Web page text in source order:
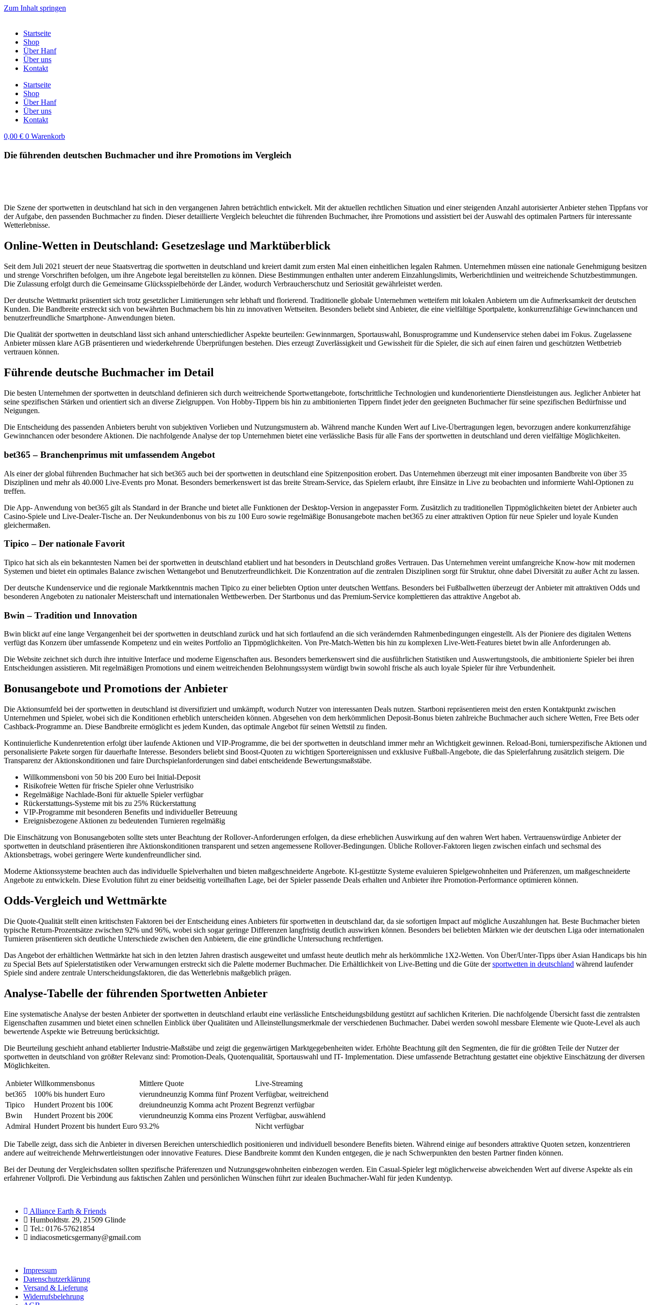
Zum Inhalt springen
Startseite
Shop
Über Hanf
Über uns
Kontakt
Startseite
Shop
Über Hanf
Über uns
Kontakt
0,00 € 0 Warenkorb
Die führenden deutschen Buchmacher und ihre Promotions im Vergleich
Die Szene der sportwetten in deutschland hat sich in den vergangenen Jahren beträchtlich entwickelt. Mit der aktuellen rechtlichen Situation und einer steigenden Anzahl autorisierter Anbieter stehen Tippfans vor
der Aufgabe, den passenden Buchmacher zu finden. Dieser detaillierte Vergleich beleuchtet die führenden Buchmacher, ihre Promotions und assistiert bei der Auswahl des optimalen Partners für interessante
Wetterlebnisse.
Online-Wetten in Deutschland: Gesetzeslage und Marktüberblick
Seit dem Juli 2021 steuert der neue Staatsvertrag die sportwetten in deutschland und kreiert damit zum ersten Mal einen einheitlichen legalen Rahmen. Unternehmen müssen eine nationale Genehmigung besitzen
und strenge Vorschriften befolgen, um ihre Angebote legal bereitstellen zu können. Diese Bestimmungen enthalten unter anderem Einzahlungslimits, Werberichtlinien und weitreichende Schutzbestimmungen.
Die Zulassung erfolgt durch die Gemeinsame Glücksspielbehörde der Länder, wodurch Verbraucherschutz und Seriosität gewährleistet werden.
Der deutsche Wettmarkt präsentiert sich trotz gesetzlicher Limitierungen sehr lebhaft und florierend. Traditionelle globale Unternehmen wetteifern mit lokalen Anbietern um die Aufmerksamkeit der deutschen
Kunden. Die Bandbreite erstreckt sich von bewährten Buchmachern bis hin zu innovativen Wettseiten. Besonders beliebt sind Anbieter, die eine vielfältige Sportpalette, konkurrenzfähige Gewinnchancen und
benutzerfreundliche Smartphone- Anwendungen bieten.
Die Qualität der sportwetten in deutschland lässt sich anhand unterschiedlicher Aspekte beurteilen: Gewinnmargen, Sportauswahl, Bonusprogramme und Kundenservice stehen dabei im Fokus. Zugelassene
Anbieter müssen klare AGB präsentieren und wiederkehrende Überprüfungen bestehen. Dies erzeugt Zuverlässigkeit und Gewissheit für die Spieler, die sich auf einen fairen und geschützten Wettbetrieb
vertrauen können.
Führende deutsche Buchmacher im Detail
Die besten Unternehmen der sportwetten in deutschland definieren sich durch weitreichende Sportwettangebote, fortschrittliche Technologien und kundenorientierte Dienstleistungen aus. Jeglicher Anbieter hat
seine spezifischen Stärken und orientiert sich an diverse Zielgruppen. Von Hobby-Tippern bis hin zu ambitionierten Tippern findet jeder den geeigneten Buchmacher für seine spezifischen Bedürfnisse und
Neigungen.
Die Entscheidung des passenden Anbieters beruht von subjektiven Vorlieben und Nutzungsmustern ab. Während manche Kunden Wert auf Live-Übertragungen legen, bevorzugen andere konkurrenzfähige
Gewinnchancen oder besondere Aktionen. Die nachfolgende Analyse der top Unternehmen bietet eine verlässliche Basis für alle Fans der sportwetten in deutschland und deren vielfältige Möglichkeiten.
bet365 – Branchenprimus mit umfassendem Angebot
Als einer der global führenden Buchmacher hat sich bet365 auch bei der sportwetten in deutschland eine Spitzenposition erobert. Das Unternehmen überzeugt mit einer imposanten Bandbreite von über 35
Disziplinen und mehr als 40.000 Live-Events pro Monat. Besonders bemerkenswert ist das breite Stream-Service, das Spielern erlaubt, ihre Einsätze in Live zu beobachten und informierte Wahl-Optionen zu
treffen.
Die App- Anwendung von bet365 gilt als Standard in der Branche und bietet alle Funktionen der Desktop-Version in angepasster Form. Zusätzlich zu traditionellen Tippmöglichkeiten bietet der Anbieter auch
Casino-Spiele und Live-Dealer-Tische an. Der Neukundenbonus von bis zu 100 Euro sowie regelmäßige Bonusangebote machen bet365 zu einer attraktiven Option für neue Spieler und loyale Kunden
gleichermaßen.
Tipico – Der nationale Favorit
Tipico hat sich als ein bekanntesten Namen bei der sportwetten in deutschland etabliert und hat besonders in Deutschland großes Vertrauen. Das Unternehmen vereint umfangreiche Know-how mit modernen
Systemen und bietet ein optimales Balance zwischen Wettangebot und Benutzerfreundlichkeit. Die Konzentration auf die zentralen Disziplinen sorgt für Struktur, ohne dabei Diversität zu außer Acht zu lassen.
Der deutsche Kundenservice und die regionale Marktkenntnis machen Tipico zu einer beliebten Option unter deutschen Wettfans. Besonders bei Fußballwetten überzeugt der Anbieter mit attraktiven Odds und
besonderen Angeboten zu nationaler Meisterschaft und internationalen Wettbewerben. Der Startbonus und das Premium-Service komplettieren das attraktive Angebot ab.
Bwin – Tradition und Innovation
Bwin blickt auf eine lange Vergangenheit bei der sportwetten in deutschland zurück und hat sich fortlaufend an die sich verändernden Rahmenbedingungen eingestellt. Als der Pioniere des digitalen Wettens
verfügt das Konzern über umfassende Kompetenz und ein weites Portfolio an Tippmöglichkeiten. Von Pre-Match-Wetten bis hin zu komplexen Live-Wett-Features bietet bwin alle Anforderungen ab.
Die Website zeichnet sich durch ihre intuitive Interface und moderne Eigenschaften aus. Besonders bemerkenswert sind die ausführlichen Statistiken und Auswertungstools, die ambitionierte Spieler bei ihren
Entscheidungen assistieren. Mit regelmäßigen Promotions und einem weitreichenden Belohnungssystem würdigt bwin sowohl frische als auch loyale Spieler für ihre Verbundenheit.
Bonusangebote und Promotions der Anbieter
Die Aktionsumfeld bei der sportwetten in deutschland ist diversifiziert und umkämpft, wodurch Nutzer von interessanten Deals nutzen. Startboni repräsentieren meist den ersten Kontaktpunkt zwischen
Unternehmen und Spieler, wobei sich die Konditionen erheblich unterscheiden können. Abgesehen von dem herkömmlichen Deposit-Bonus bieten zahlreiche Buchmacher auch sichere Wetten, Free Bets oder
Cashback-Programme an. Diese Bandbreite ermöglicht es jedem Kunden, das optimale Angebot für seinen Wettstil zu finden.
Kontinuierliche Kundenretention erfolgt über laufende Aktionen und VIP-Programme, die bei der sportwetten in deutschland immer mehr an Wichtigkeit gewinnen. Reload-Boni, turnierspezifische Aktionen und
personalisierte Pakete sorgen für dauerhafte Interesse. Besonders beliebt sind Boost-Quoten zu wichtigen Sportereignissen und exklusive Fußball-Angebote, die das Spielerfahrung zusätzlich steigern. Die
Transparenz der Aktionskonditionen und faire Durchspielanforderungen sind dabei entscheidende Bewertungsmaßstäbe.
Willkommensboni von 50 bis 200 Euro bei Initial-Deposit
Risikofreie Wetten für frische Spieler ohne Verlustrisiko
Regelmäßige Nachlade-Boni für aktuelle Spieler verfügbar
Rückerstattungs-Systeme mit bis zu 25% Rückerstattung
VIP-Programme mit besonderen Benefits und individueller Betreuung
Ereignisbezogene Aktionen zu bedeutenden Turnieren regelmäßig
Die Einschätzung von Bonusangeboten sollte stets unter Beachtung der Rollover-Anforderungen erfolgen, da diese erheblichen Auswirkung auf den wahren Wert haben. Vertrauenswürdige Anbieter der
sportwetten in deutschland präsentieren ihre Aktionskonditionen transparent und setzen angemessene Rollover-Bedingungen. Übliche Rollover-Faktoren liegen zwischen einfach und sechsmal des
Aktionsbetrags, wobei geringere Werte kundenfreundlicher sind.
Moderne Aktionssysteme beachten auch das individuelle Spielverhalten und bieten maßgeschneiderte Angebote. KI-gestützte Systeme evaluieren Spielgewohnheiten und Präferenzen, um maßgeschneiderte
Angebote zu entwickeln. Diese Evolution führt zu einer beidseitig vorteilhaften Lage, bei der Spieler passende Deals erhalten und Anbieter ihre Promotion-Performance optimieren können.
Odds-Vergleich und Wettmärkte
Die Quote-Qualität stellt einen kritischsten Faktoren bei der Entscheidung eines Anbieters für sportwetten in deutschland dar, da sie sofortigen Impact auf mögliche Auszahlungen hat. Beste Buchmacher bieten
typische Return-Prozentsätze zwischen 92% und 96%, wobei sich sogar geringe Differenzen langfristig deutlich auswirken können. Besonders bei beliebten Märkten wie der deutschen Liga oder internationalen
Turnieren präsentieren sich deutliche Unterschiede zwischen den Anbietern, die eine gründliche Untersuchung rechtfertigen.
Das Angebot der erhältlichen Wettmärkte hat sich in den letzten Jahren drastisch ausgeweitet und umfasst heute deutlich mehr als herkömmliche 1X2-Wetten. Von Über/Unter-Tipps über Asian Handicaps bis hin
zu Special Bets auf Spielerstatistiken oder Verwarnungen erstreckt sich die Palette moderner Buchmacher. Die Erhältlichkeit von Live-Betting und die Güte dersportwetten in deutschland während laufender
Spiele sind andere zentrale Unterscheidungsfaktoren, die das Wetterlebnis maßgeblich prägen.
Analyse-Tabelle der führenden Sportwetten Anbieter
Eine systematische Analyse der besten Anbieter der sportwetten in deutschland erlaubt eine verlässliche Entscheidungsbildung gestützt auf sachlichen Kriterien. Die nachfolgende Übersicht fasst die zentralsten
Eigenschaften zusammen und bietet einen schnellen Einblick über Qualitäten und Alleinstellungsmerkmale der verschiedenen Buchmacher. Dabei werden sowohl messbare Elemente wie Quote-Level als auch
bewertende Aspekte wie Betreuung berücksichtigt.
Die Beurteilung geschieht anhand etablierter Industrie-Maßstäbe und zeigt die gegenwärtigen Marktgegebenheiten wider. Erhöhte Beachtung gilt den Segmenten, die für die größten Teile der Nutzer der
sportwetten in deutschland von größter Relevanz sind: Promotion-Deals, Quotenqualität, Sportauswahl und IT- Implementation. Diese umfassende Betrachtung gestattet eine objektive Einschätzung der diversen
Möglichkeiten.
Anbieter Willkommensbonus Mittlere Quote
Live-Streaming
bet365
100% bis hundert Euro vierundneunzig Komma fünf Prozent Verfügbar, weitreichend
Tipico
Hundert Prozent bis 100€ dreiundneunzig Komma acht Prozent Begrenzt verfügbar
Bwin
Hundert Prozent bis 200€ vierundneunzig Komma eins Prozent Verfügbar, auswählend
Admiral Hundert Prozent bis hundert Euro 93.2% Nicht verfügbar
Die Tabelle zeigt, dass sich die Anbieter in diversen Bereichen unterschiedlich positionieren und individuell besondere Benefits bieten. Während einige auf besonders attraktive Quoten setzen, konzentrieren
andere auf weitreichende Mehrwertleistungen oder innovative Features. Diese Bandbreite kommt den Kunden entgegen, die je nach Schwerpunkten den besten Partner finden können.
Bei der Deutung der Vergleichsdaten sollten spezifische Präferenzen und Nutzungsgewohnheiten einbezogen werden. Ein Casual-Spieler legt möglicherweise abweichenden Wert auf diverse Aspekte als ein
erfahrener Vollprofi. Die Verbindung aus faktischen Zahlen und persönlichen Wünschen führt zur idealen Buchmacher-Wahl für jeden Kundentyp.
Alliance Earth & Friends
Humboldtstr. 29, 21509 Glinde
Tel.: 0176-57621854
indiacosmeticsgermany@gmail.com
Impressum
Datenschutzerklärung
Versand & Lieferung
Widerrufsbelehrung